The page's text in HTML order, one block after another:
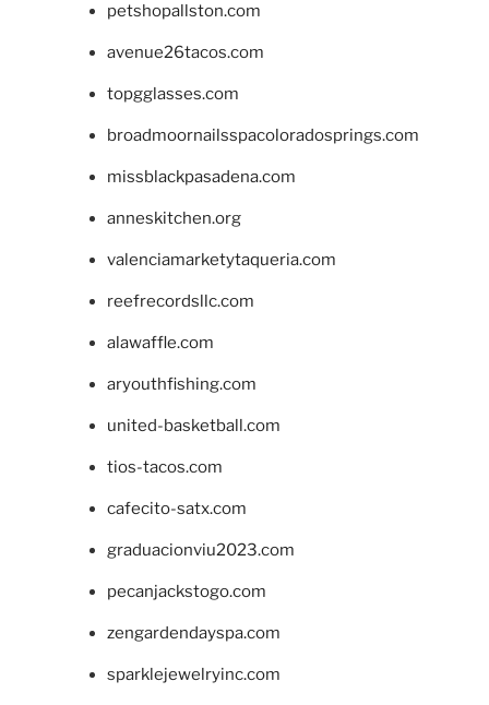
petshopallston.com
avenue26tacos.com
topgglasses.com
broadmoornailsspacoloradosprings.com
missblackpasadena.com
anneskitchen.org
valenciamarketytaqueria.com
reefrecordsllc.com
alawaffle.com
aryouthfishing.com
united-basketball.com
tios-tacos.com
cafecito-satx.com
graduacionviu2023.com
pecanjackstogo.com
zengardendayspa.com
sparklejewelryinc.com